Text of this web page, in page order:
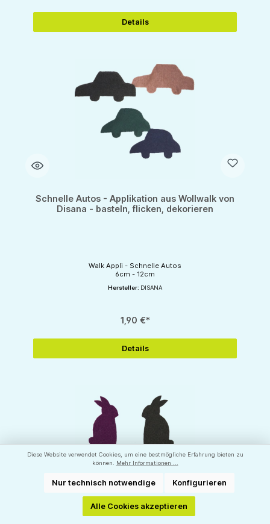
Details
Schnelle Autos - Applikation aus Wollwalk von
Disana - basteln, flicken, dekorieren
Walk Appli - Schnelle Autos
6cm - 12cm
Hersteller: DISANA
1,90 €*
Details
Diese Website verwendet Cookies, um eine bestmögliche Erfahrung bieten zu
können.
Mehr Informationen ...
Nur technisch notwendige Konfigurieren
Alle Cookies akzeptieren